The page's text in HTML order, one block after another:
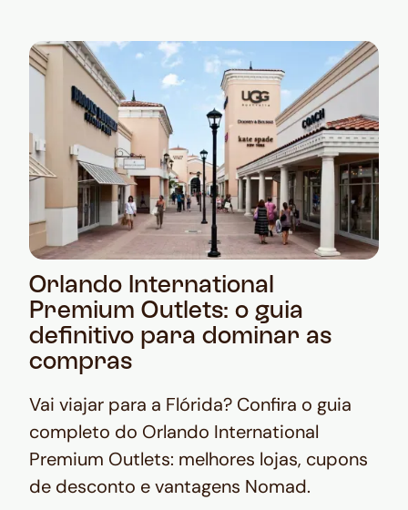
Orlando International
Premium Outlets: o guia
definitivo para dominar as
compras
Vai viajar para a Flórida? Confira o guia
completo do Orlando International
Premium Outlets: melhores lojas, cupons
de desconto e vantagens Nomad.